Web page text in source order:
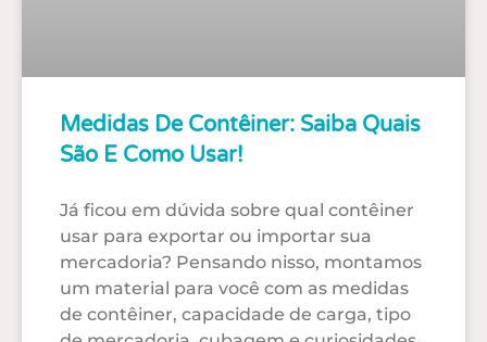
Medidas De Contêiner: Saiba Quais
São E Como Usar!
Já ficou em dúvida sobre qual contêiner
usar para exportar ou importar sua
mercadoria? Pensando nisso, montamos
um material para você com as medidas
de contêiner, capacidade de carga, tipo